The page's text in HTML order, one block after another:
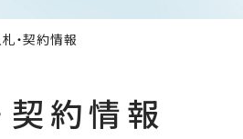
・契約情報
契約情報